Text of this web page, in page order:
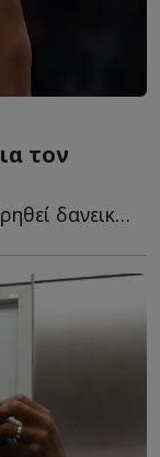
τον
Ο Αμερικανός γκαρντ θα παραχωρηθεί δανεικός στους Λ...